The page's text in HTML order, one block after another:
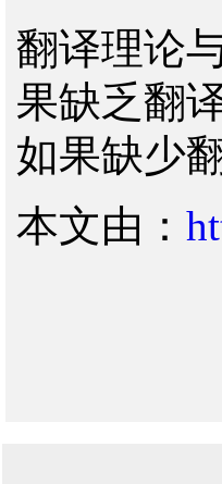
翻译理论
果缺乏翻
如果缺少
本文由：